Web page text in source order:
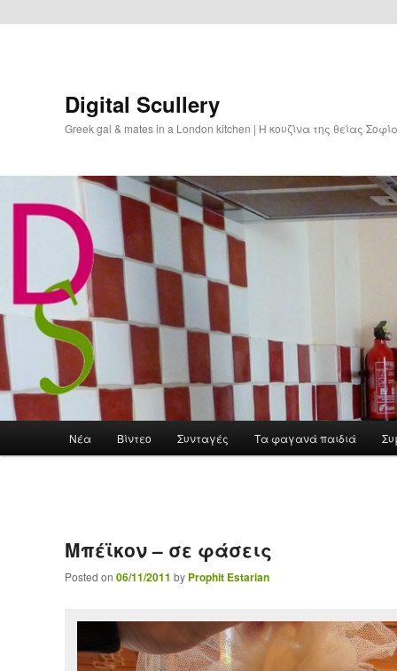
Digital Scullery
Greek gal & mates in a London kitchen | Η κουζίνα της θείας
Skip to primary content
Νέα Βίντεο Συνταγές Τα φαγανά παιδιά
Μπέϊκον – σε φάσεις
Posted on 06/11/2011 by Prophit Estarian